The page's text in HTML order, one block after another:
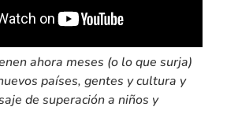
ahora meses (o lo que surja)
países, gentes y cultura y
de superación a niños y